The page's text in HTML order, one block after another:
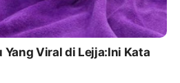
Viral di Lejja:Ini Kata